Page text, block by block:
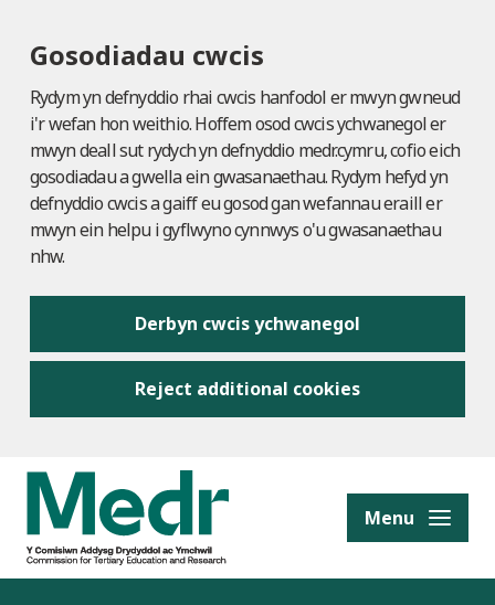
Gosodiadau cwcis
Rydym yn defnyddio rhai cwcis hanfodol er mwyn gwneud
i'r wefan hon weithio. Hoffem osod cwcis ychwanegol er
mwyn deall sut rydych yn defnyddio medr.cymru, cofio eich
gosodiadau a gwella ein gwasanaethau. Rydym hefyd yn
defnyddio cwcis a gaiff eu gosod gan wefannau eraill er
mwyn ein helpu i gyflwyno cynnwys o'u gwasanaethau
nhw.
Derbyn cwcis ychwanegol
Reject additional cookies
content Menu